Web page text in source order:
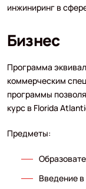
инжиниринг в
Бизнес
Программа
коммерческим
программы
курс в Florida
Предметы:
Введение